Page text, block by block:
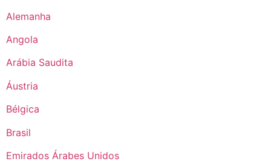
Alemanha
Angola
Arábia Saudita
Áustria
Bélgica
Brasil
Emirados Árabes Unidos